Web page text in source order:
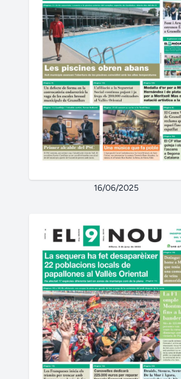
16/06/2025